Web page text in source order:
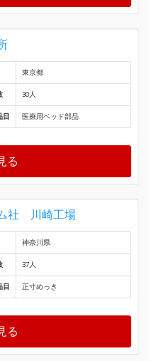
東京都
30人
目 医療用ベッド部品
る
社 川崎工場
神奈川県
37人
目 正寸めっき
る